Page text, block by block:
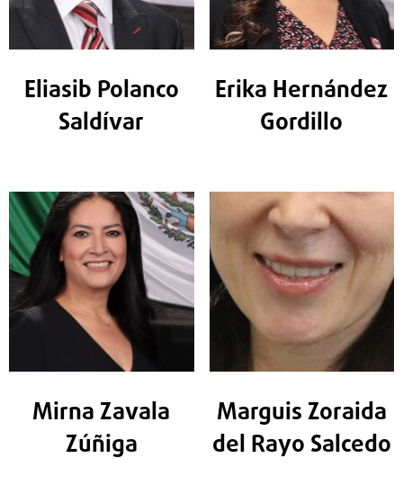
Eliasib Polanco
Saldívar
Erika Hernández
Gordillo
Mirna Zavala
Zúñiga
Marguis Zoraida
del Rayo Salcedo